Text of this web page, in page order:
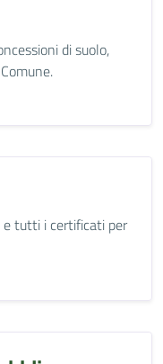
di suolo,
e tutti i certificati per